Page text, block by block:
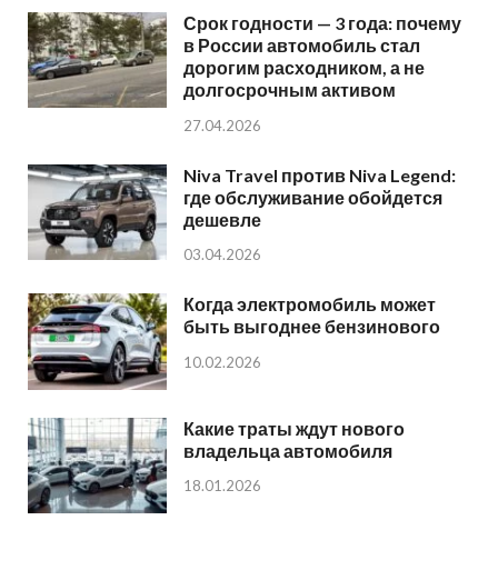
Срок годности — 3 года: почему
в России автомобиль стал
дорогим расходником, а не
долгосрочным активом
27.04.2026
Niva Travel против Niva Legend:
где обслуживание обойдется
дешевле
03.04.2026
Когда электромобиль может
быть выгоднее бензинового
10.02.2026
Какие траты ждут нового
владельца автомобиля
18.01.2026